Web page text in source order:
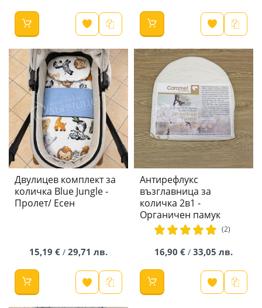
Двулицев комплект за
количка Blue Jungle -
Пролет/ Есен
15,19 € / 29,71 лв.
Антирефлукс
възглавница за
количка 2в1 -
Органичен памук
рейтинг:
(2)
16,90 € / 33,05 лв.